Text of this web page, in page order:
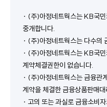
· (주)아정네트웍스는 KB국
중개합니다.
· (주)아정네트웍스는 다수의
· (주)아정네트웍스는 KB국
계약체결권한이 없습니다.
· (주)아정네트웍스는 금융관
계약을 체결한 금융상품판매
· 고의 또는 과실로 금융소비